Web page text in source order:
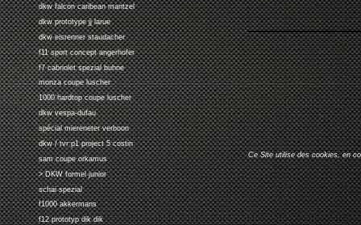
dkw falcon caribean mantzel
dkw prototype jj larue
dkw eisrenner staudacher
f11 sport concept angerhofer
f7 cabriolet spezial buhne
monza coupe luscher
1000 hardtop coupe luscher
dkw vespa-dufau
spécial miereneter verboon
dkw / tvr p1 project 5 costin
sam coupe orkamus
> DKW formel junior
schai spezial
f1000 akkermans
f12 prototyp dik dik
Ce Site utilise des cookies, en